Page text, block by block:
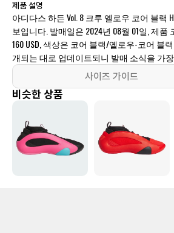
제품 설명
아디다스 하든 Vol. 8 크루 옐로우 코어 블랙
보입니다. 발매일은 2024년 08월 01일, 제품
160 USD, 색상은 코어 블랙/옐로우-코어 블
개되는 대로 업데이트되니 발매 소식을 가
사이즈 가이드
비슷한 상품